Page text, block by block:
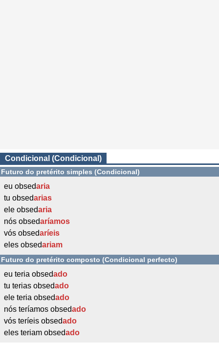
Condicional (Condicional)
Futuro do pretérito simples (Condicional)
eu obsedaria
tu obsedarias
ele obsedaria
nós obsedaríamos
vós obsedaríeis
eles obsedariam
Futuro do pretérito composto (Condicional perfecto)
eu teria obsedado
tu terias obsedado
ele teria obsedado
nós teríamos obsedado
vós teríeis obsedado
eles teriam obsedado